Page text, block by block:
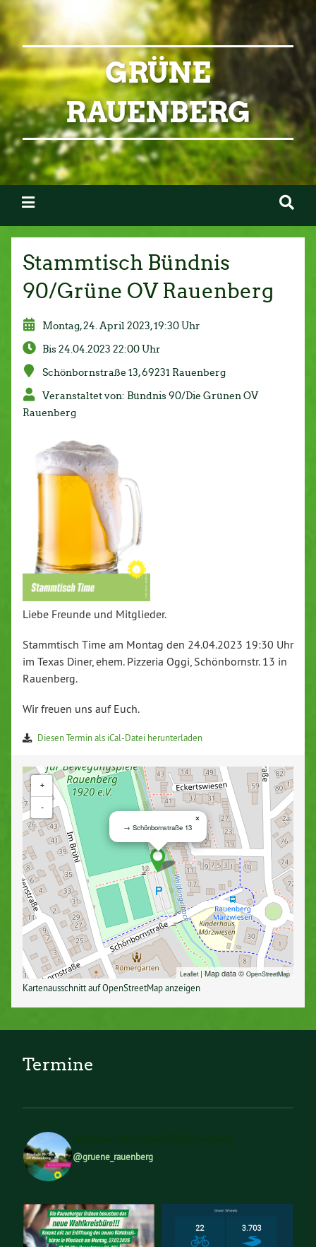
GRÜNE
RAUENBERG
Stammtisch Bündnis
90/Grüne OV Rauenberg
Montag, 24. April 2023, 19:30 Uhr
Bis 24.04.2023 22:00 Uhr
Schönbornstraße 13, 69231 Rauenberg
Veranstaltet von: Bündnis 90/Die Grünen OV
Rauenberg
Liebe Freunde und Mitglieder.
Stammtisch Time am Montag den 24.04.2023 19:30 Uhr
im Texas Diner, ehem. Pizzeria Oggi, Schönbornstr. 13 in
Rauenberg.
Wir freuen uns auf Euch.
Diesen Termin als iCal-Datei herunterladen
×
→ Schönbornstraße 13
+
-
Leaflet| Map data © OpenStreetMap
Kartenausschnitt auf OpenStreetMap anzeigen
Termine
@gruene_rauenberg